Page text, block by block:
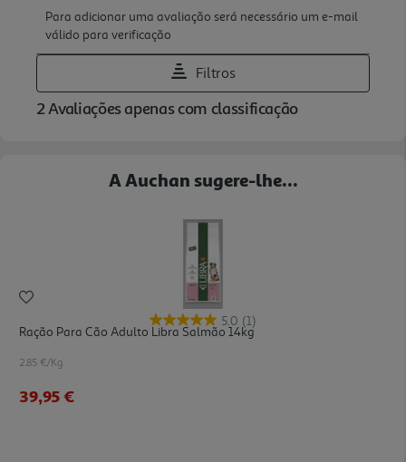
A Auchan sugere-lhe...
5.0 (1)
Ração Para Cão Adulto Libra Salmão 14kg
2.85 €/Kg
39,95 €